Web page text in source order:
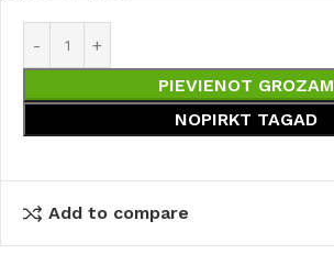
PIEVIENOT GROZAM
NOPIRKT TAGAD
Add to compare